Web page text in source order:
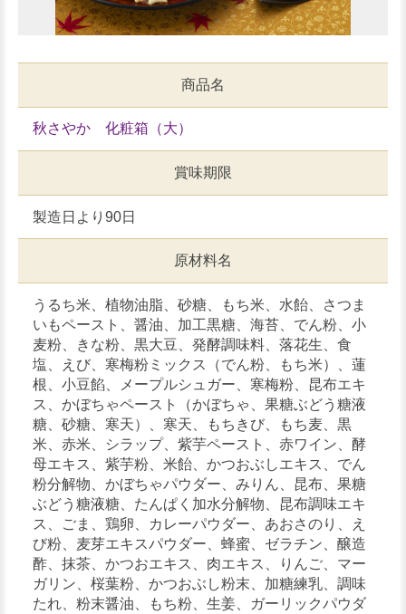
商品名
秋さやか 化粧箱（大）
賞味期限
製造日より90日
原材料名
うるち米、植物油脂、砂糖、もち米、水飴、さつま
いもペースト、醤油、加工黒糖、海苔、でん粉、小
麦粉、きな粉、黒大豆、発酵調味料、落花生、食
塩、えび、寒梅粉ミックス（でん粉、もち米）、蓮
根、小豆餡、メープルシュガー、寒梅粉、昆布エキ
ス、かぼちゃペースト（かぼちゃ、果糖ぶどう糖液
糖、砂糖、寒天）、寒天、もちきび、もち麦、黒
米、赤米、シラップ、紫芋ペースト、赤ワイン、酵
母エキス、紫芋粉、米飴、かつおぶしエキス、でん
粉分解物、かぼちゃパウダー、みりん、昆布、果糖
ぶどう糖液糖、たんぱく加水分解物、昆布調味エキ
ス、ごま、鶏卵、カレーパウダー、あおさのり、え
び粉、麦芽エキスパウダー、蜂蜜、ゼラチン、醸造
酢、抹茶、かつおエキス、肉エキス、りんご、マー
ガリン、桜葉粉、かつおぶし粉末、加糖練乳、調味
たれ、粉末醤油、もち粉、生姜、ガーリックパウダ